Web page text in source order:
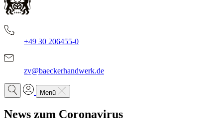
+49 30 206455-0
zv@baeckerhandwerk.de
Menü
News zum Coronavirus